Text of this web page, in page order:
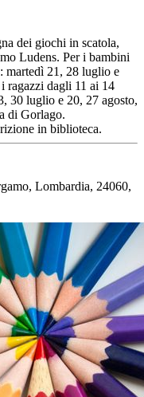
dei giochi in scatola,
Ludens. Per i bambini
martedì 21, 28 luglio e
ragazzi dagli 11 ai 14
30 luglio e 20, 27 agosto,
di Gorlago.
in biblioteca.
Lombardia, 24060,